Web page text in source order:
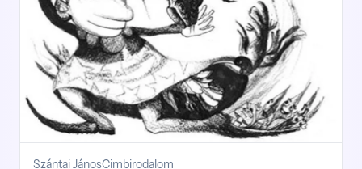
Szántai JánosCimbirodalom